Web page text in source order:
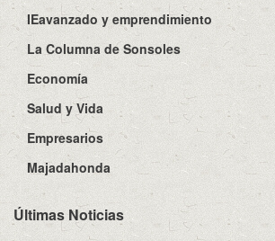
IEavanzado y emprendimiento
La Columna de Sonsoles
Economía
Salud y Vida
Empresarios
Majadahonda
Últimas Noticias